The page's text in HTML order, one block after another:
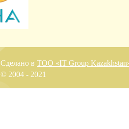
Сделано в ТОО «IT Group
© 2004 - 2021